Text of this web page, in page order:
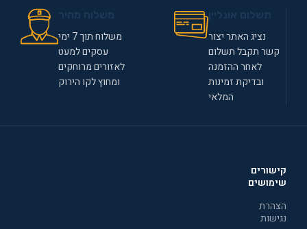
נציג האתר יצור
קשר תקבל תשלום
לאחר ההזמנה
ובדיקת זמינות
המלאי
משלוח תוך 7 ימי
עסקים למעט
לאזורים מרוחקים
ומחוץ לקו הירוק
קישורים
שימושים
הצהרת
נגישות